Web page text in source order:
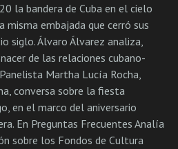
la bandera de Cuba en el cielo
misma embajada que cerró sus
siglo. Álvaro Álvarez analiza,
de las relaciones cubano-
Martha Lucía Rocha,
conversa sobre la fiesta
en el marco del aniversario
En Preguntas Frecuentes Analía
sobre los Fondos de Cultura